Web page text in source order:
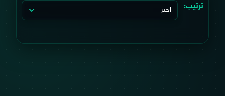
ترتيب: